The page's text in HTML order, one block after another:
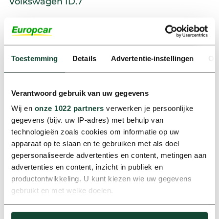
Toestemming Details Advertentie-instellingen
Verantwoord gebruik van uw gegevens
Wij en onze 1022 partners verwerken je persoonlijke
gegevens (bijv. uw IP-adres) met behulp van
technologieën zoals cookies om informatie op uw
apparaat op te slaan en te gebruiken met als doel
gepersonaliseerde advertenties en content, metingen aan
advertenties en content, inzicht in publiek en
productontwikkeling. U kunt kiezen wie uw gegevens
gebruikt en met welke doelen.
Als u het toestaat, willen we ook graag:
deze elektrische auto. Geschikt voor representatieve
ritten of projectmatig vervoer.
Volkswagen Transporter
Veelzijdige bestelbus die perfect inzetbaar is voor